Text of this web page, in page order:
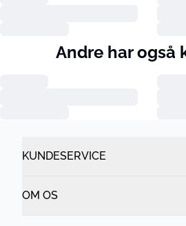
Andre har også
KUNDESERVICE
OM OS